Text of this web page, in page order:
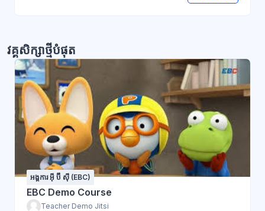
វគ្គសិក្សាថ្មីបំផុត
អង្គការ អ៊ី ប៊ី ស៊ី (EBC)
EBC Demo Course
Teacher Demo Jitsi